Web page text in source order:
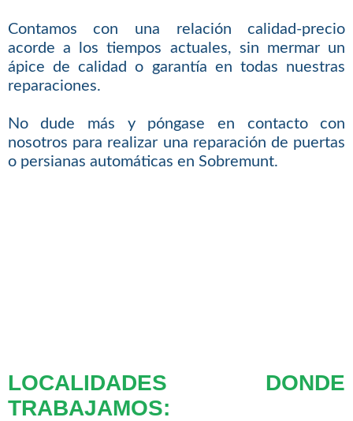
Contamos con una relación calidad-precio
acorde a los tiempos actuales, sin mermar un
ápice de calidad o garantía en todas nuestras
reparaciones.
No dude más y póngase en contacto con
nosotros para realizar una reparación de puertas
o persianas automáticas en Sobremunt.
LOCALIDADES DONDE
TRABAJAMOS: